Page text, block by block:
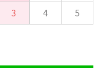
3 4 5